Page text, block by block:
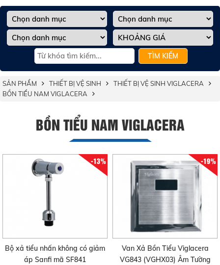
TÌM KIẾM
SẢN PHẨM THIẾT BỊ VỆ SINH
THIẾT BỊ VỆ SINH VIGLACERA
BỒN TIỂU NAM VIGLACERA
BỒN TIỂU NAM VIGLACERA
-13%
Bộ xả tiểu nhấn không có giảm
áp Sanfi mã SF841
-19%
Van Xả Bồn Tiểu Viglacera
VG843 (VGHX03) Âm Tường